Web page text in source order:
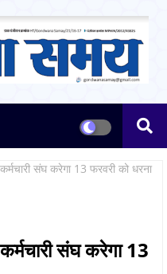
संघ करेगा 13 फरवरी को धरना
संघ करेगा 13